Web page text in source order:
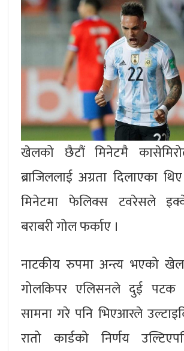
खेलको छैटौं मिनेटमै
ब्राजिललाई अग्रता दिलाएका
मिनेटमा फेलिक्स टवरेसले
बराबरी गोल फर्काए ।
नाटकीय रुपमा अन्त्य भएको
गोलकिपर एलिसनले दुई पटक
सामना गरे पनि भिएआरले
रातो कार्डको निर्णय